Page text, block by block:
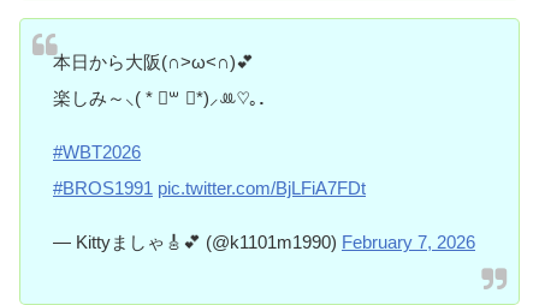
本日から大阪(∩>ω<∩)💕
楽しみ～⸜( * ॑꒳ ॑*)⸝ꔛ♡｡．
#WBT2026
#BROS1991 pic.twitter.com/BjLFiA7FDt
— Kittyましゃ🎸💕 (@k1101m1990) February 7, 2026